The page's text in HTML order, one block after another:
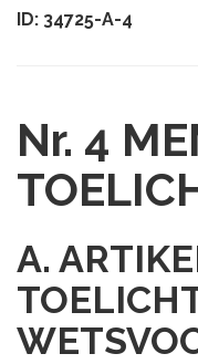
ID: 34725-A-4
Nr. 4
A.